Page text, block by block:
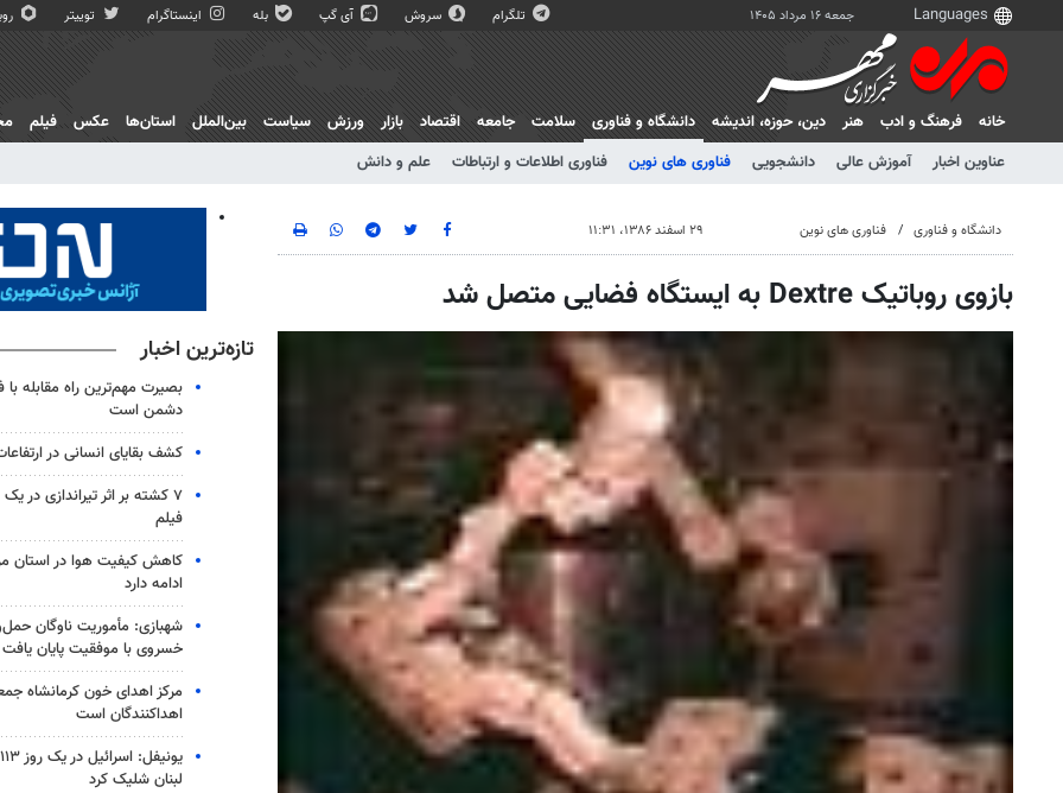
جمعه ۱۶ مرداد ۱۴۰۵ تلگرام سروش آی گپ بله اینستاگرام توییتر
خانه فرهنگ و ادب هنر دين، حوزه، انديشه
دانشگاه و فناوری
عناوین اخبار
آموزش عالی دانشجویی فناوری های نوین فناوری اطلاعات و ارتباطات علم و دانش
سلامت جامعه اقتصاد بازار ورزش سیاست بین‌الملل استان‌ها عکس فیلم
دانشگاه و فناوری فناوری های نوین ۲۹ اسفند ۱۳۸۶، ۱۱:۳۱
بازوی روباتیک Dextre به ایستگاه فضایی متصل شد
تازه‌ترین اخبار
بصیرت مهم‌ترین راه مقابله
دشمن است
کشف بقایای انسانی در
۷ کشته بر اثر تیراندازی در
فیلم
کاهش کیفیت هوا در استان
ادامه دارد
شهبازی: مأموریت ناوگان
خسروی با موفقیت پایان یافت
مرکز اهدای خون کرمانشاه
اهداکنندگان است
لبنان شلیک کرد